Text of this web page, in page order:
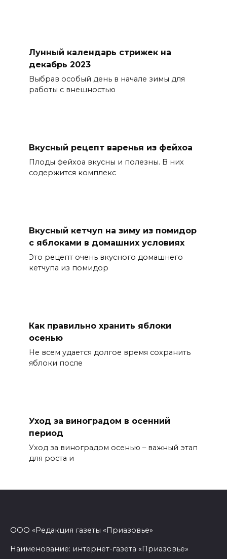
Лунный календарь стрижек на
декабрь 2023
Выбрав особый день в начале зимы для
работы с внешностью
Вкусный рецепт варенья из фейхоа
Плоды фейхоа вкусны и полезны. В них
содержится комплекс
Вкусный кетчуп на зиму из помидор
с яблоками в домашних условиях
Это рецепт очень вкусного домашнего
кетчупа из помидор
Как правильно хранить яблоки
осенью
Не всем удается долгое время сохранить
яблоки после
Уход за виноградом в осенний
период
Уход за виноградом осенью – важный этап
для роста и
ООО «Редакция газеты «Приазовье»
Наименование: интернет-газета «Приазовье»